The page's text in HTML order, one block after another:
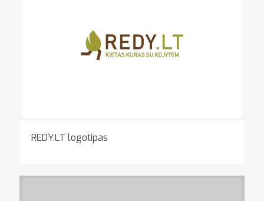
REDY.LT logotipas